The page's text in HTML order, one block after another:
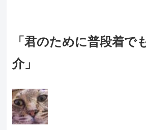
「君のために普段着
介」